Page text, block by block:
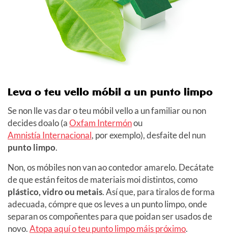
Leva o teu vello móbil a un punto limpo
Se non lle vas dar o teu móbil vello a un familiar ou non
decides doalo (aOxfam Intermónou
Amnistía Internacional, por exemplo), desfaite del nun
punto limpo.
Non, os móbiles non van ao contedor amarelo. Decátate
de que están feitos de materiais moi distintos, como
plástico, vidro ou metais. Así que, para tiralos de forma
adecuada, cómpre que os leves a un punto limpo, onde
separan os compoñentes para que poidan ser usados de
novo.Atopa aquí o teu punto limpo máis próximo.